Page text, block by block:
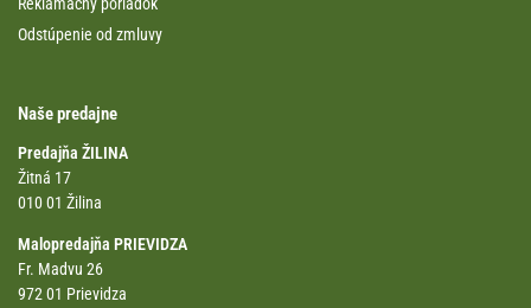
Odstúpenie od zmluvy
Naše predajne
Predajňa ŽILINA
Žitná 17
010 01 Žilina
Malopredajňa PRIEVIDZA
Fr. Madvu 26
972 01 Prievidza